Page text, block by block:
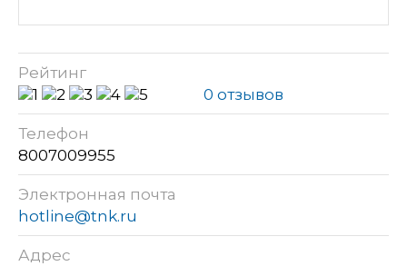
Рейтинг
0 отзывов
Телефон
8007009955
Электронная почта
hotline@tnk.ru
Адрес